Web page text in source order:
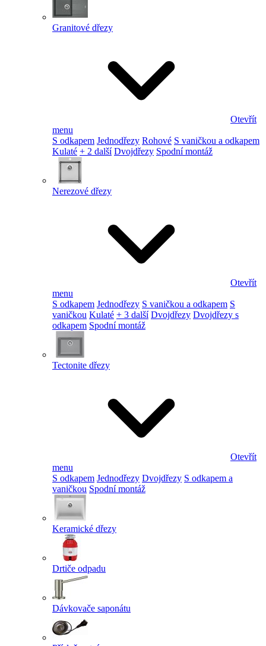
Granitové dřezy
Otevřít
menu
S odkapem Jednodřezy Rohové S vaničkou a odkapem
Kulaté + 2 další Dvojdřezy Spodní montáž
Nerezové dřezy
Otevřít
menu
S odkapem Jednodřezy S vaničkou a odkapem S
vaničkou Kulaté + 3 další Dvojdřezy Dvojdřezy s
odkapem Spodní montáž
Tectonite dřezy
Otevřít
menu
S odkapem Jednodřezy Dvojdřezy S odkapem a
vaničkou Spodní montáž
Keramické dřezy
Drtiče odpadu
Dávkovače saponátu